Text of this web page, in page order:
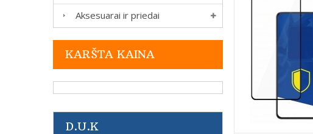
Aksesuarai ir priedai
KARŠTA KAINA
D.U.K